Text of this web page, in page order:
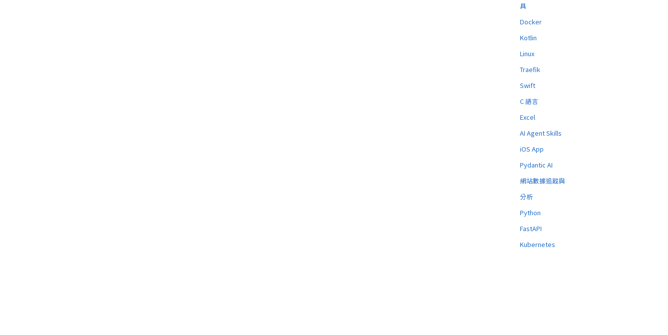
具
Docker
Kotlin
Linux
Traefik
Swift
C 語言
Excel
AI Agent Skills
iOS App
Pydantic AI
網站數據追蹤與
分析
Python
FastAPI
Kubernetes